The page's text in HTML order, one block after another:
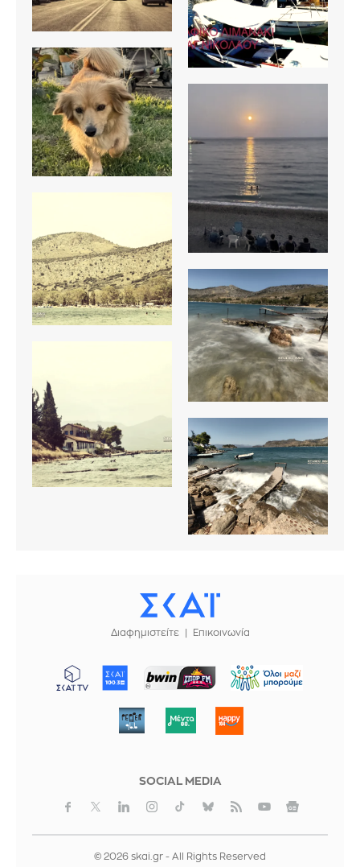
Διαφημιστείτε Επικοινωνία
ΜΠΟΡΟΥΜΕ
SOCIAL MEDIA
© 2026 skai.gr - All Rights Reserved